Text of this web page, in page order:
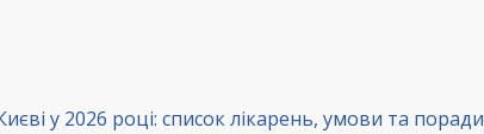
у 2026 році: список лікарень, умови та поради